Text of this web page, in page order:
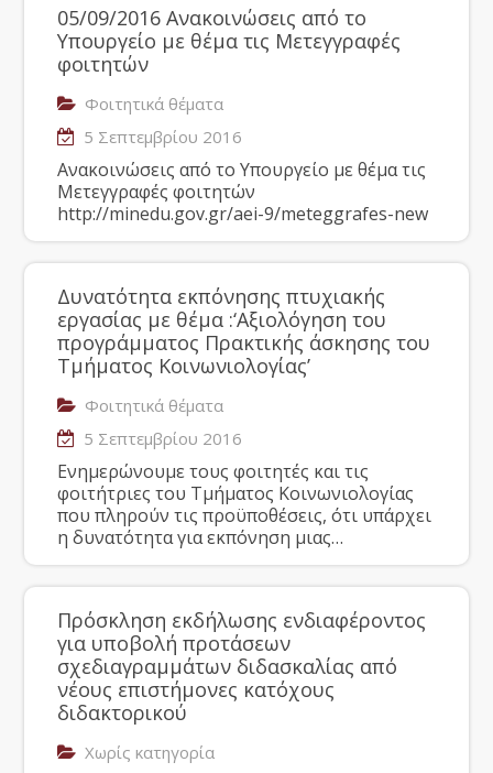
05/09/2016 Ανακοινώσεις από το
Υπουργείο με θέμα τις Μετεγγραφές
φοιτητών
Φοιτητικά θέματα
5 Σεπτεμβρίου 2016
Ανακοινώσεις από το Υπουργείο με θέμα τις
Μετεγγραφές φοιτητών
http://minedu.gov.gr/aei-9/meteggrafes-new
Δυνατότητα εκπόνησης πτυχιακής
εργασίας με θέμα :‘Αξιολόγηση του
προγράμματος Πρακτικής άσκησης του
Τμήματος Κοινωνιολογίας’
Φοιτητικά θέματα
5 Σεπτεμβρίου 2016
Ενημερώνουμε τους φοιτητές και τις
φοιτήτριες του Τμήματος Κοινωνιολογίας
που πληρούν τις προϋποθέσεις, ότι υπάρχει
η δυνατότητα για εκπόνηση μιας…
Πρόσκληση εκδήλωσης ενδιαφέροντος
για υποβολή προτάσεων
σχεδιαγραμμάτων διδασκαλίας από
νέους επιστήμονες κατόχους
διδακτορικού
Χωρίς κατηγορία